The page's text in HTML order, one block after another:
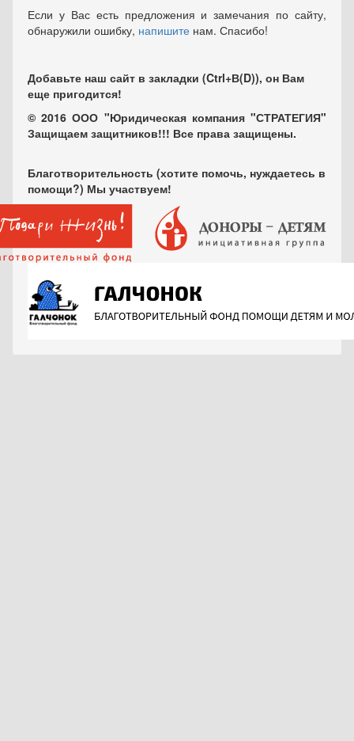
Если у Вас есть предложения и замечания по сайту,
обнаружили ошибку, напишите нам. Спасибо!
Добавьте наш сайт в закладки (Ctrl+В(D)), он Вам
еще пригодится!
© 2016 ООО "Юридическая компания "СТРАТЕГИЯ"
Защищаем защитников!!! Все права защищены.
Благотворительность (хотите помочь, нуждаетесь в
помощи?) Мы участвуем!